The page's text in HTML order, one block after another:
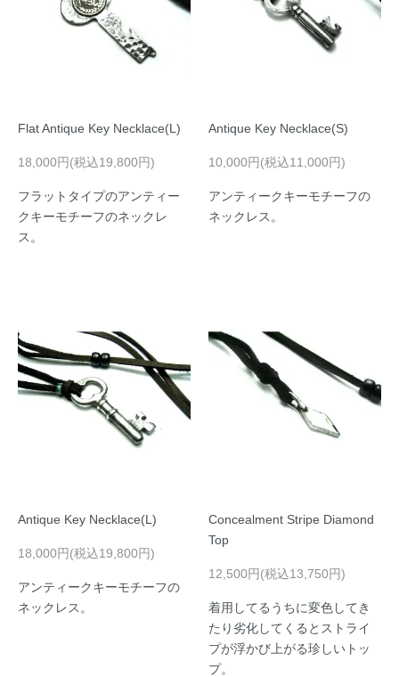
Flat Antique Key Necklace(L)
18,000円(税込19,800円)
フラットタイプのアンティー
クキーモチーフのネックレ
ス。
Antique Key Necklace(S)
10,000円(税込11,000円)
アンティークキーモチーフの
ネックレス。
Antique Key Necklace(L)
18,000円(税込19,800円)
アンティークキーモチーフの
ネックレス。
Concealment Stripe Diamond
Top
12,500円(税込13,750円)
着用してるうちに変色してき
たり劣化してくるとストライ
プが浮かび上がる珍しいトッ
プ。